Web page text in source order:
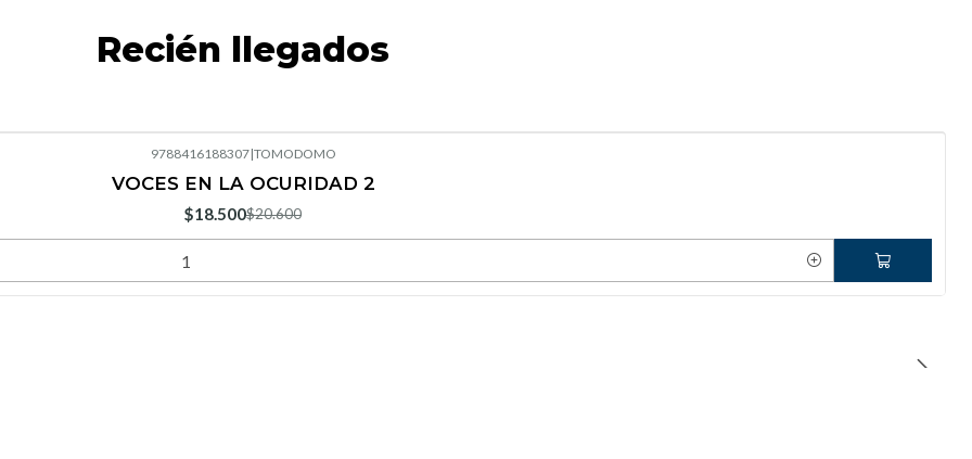
Recién llegados
9788416188307|TOMODOMO
VOCES EN LA OCURIDAD 2
$18.500$20.600